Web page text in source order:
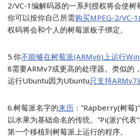
2/VC-1编解码器的一系列授权将会使树
你可以按你自己所需购买MPEG-2/VC-
权码将会和个人的树莓派板子绑定。
5.你不能够在树莓派(ARMv6)上运行
8需要ARMv7或更高的处理器。类似的
运行Ubuntu因为Ubuntu只支持ARMv7
6.树莓派名字的来历 ：”Rapberry(树莓
以水果为基础命名的传统。”Pi(派)”代
第一个移植到树莓派上运行的程序。